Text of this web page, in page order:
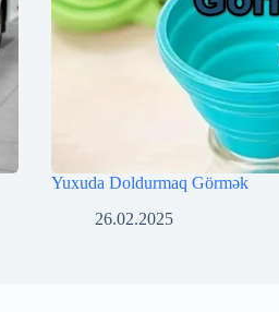
Yuxuda Doldurmaq Görmək
26.02.2025